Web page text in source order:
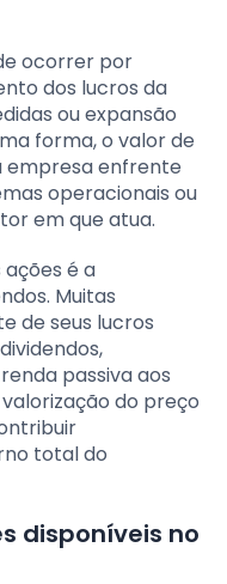
ocorrer por
dos lucros da
ou expansão
forma, o valor de
empresa enfrente
operacionais ou
em que atua.
é a
Muitas
de seus lucros
passiva aos
do preço
total do
disponíveis no